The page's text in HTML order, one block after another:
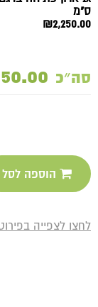
ס"מ
₪2,250.00
סה״כ
הוספה לסל
לחצו לצפייה